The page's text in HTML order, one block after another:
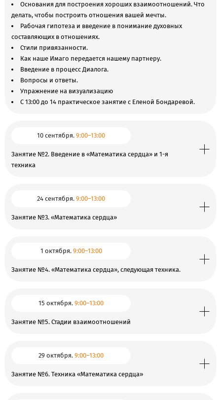
Основания для построения хороших взаимоотношений. Что
делать, чтобы построить отношения вашей мечты.
Рабочая гипотеза и введение в понимание духовных
составляющих в отношениях.
Стили привязанности.
Как наше Имаго передается нашему партнеру.
Введение в процесс Диалога.
Вопросы и ответы.
Упражнение на визуализацию
С 13:00 до 14 практическое занятие с Еленой Бондаревой.
10 сентября. 9:00–13:00
Занятие №2. Введение в «Математика сердца» и 1-я
техника
24 сентября. 9:00–13:00
Занятие №3. «Математика сердца»
1 октября.9:00–13:00
Занятие №4. «Математика сердца», следующая техника.
15 октября. 9:00–13:00
Занятие №5. Стадии взаимоотношений
29 октября. 9:00–13:00
Занятие №6. Техника «Математика сердца»